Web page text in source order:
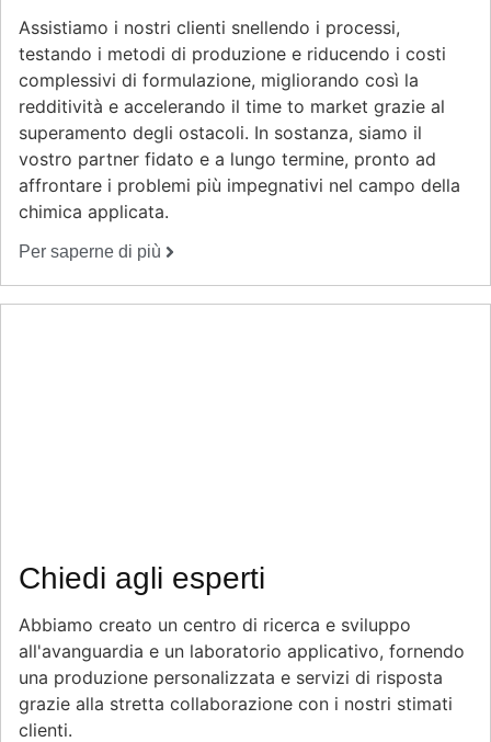
Assistiamo i nostri clienti snellendo i processi,
testando i metodi di produzione e riducendo i costi
complessivi di formulazione, migliorando così la
redditività e accelerando il time to market grazie al
superamento degli ostacoli. In sostanza, siamo il
vostro partner fidato e a lungo termine, pronto ad
affrontare i problemi più impegnativi nel campo della
chimica applicata.
Per saperne di più
Chiedi agli esperti
Abbiamo creato un centro di ricerca e sviluppo
all'avanguardia e un laboratorio applicativo, fornendo
una produzione personalizzata e servizi di risposta
grazie alla stretta collaborazione con i nostri stimati
clienti.